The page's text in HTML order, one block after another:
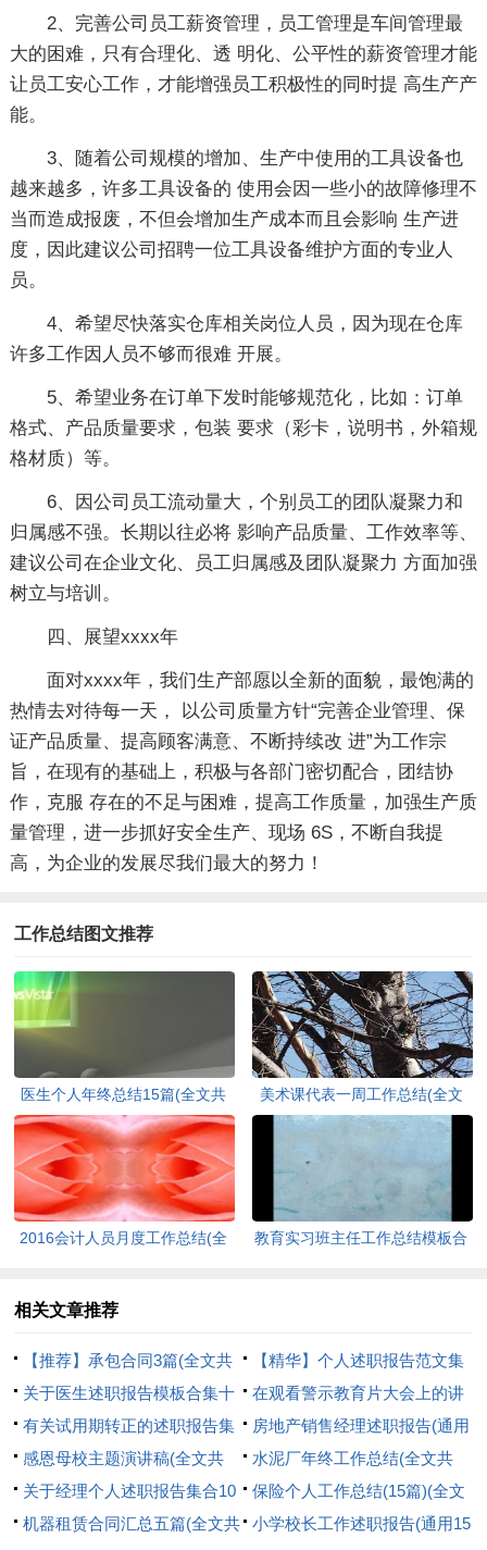
2、完善公司员工薪资管理，员工管理是车间管理最
大的困难，只有合理化、透 明化、公平性的薪资管理才能
让员工安心工作，才能增强员工积极性的同时提 高生产产
能。
3、随着公司规模的增加、生产中使用的工具设备也
越来越多，许多工具设备的 使用会因一些小的故障修理不
当而造成报废，不但会增加生产成本而且会影响 生产进
度，因此建议公司招聘一位工具设备维护方面的专业人
员。
4、希望尽快落实仓库相关岗位人员，因为现在仓库
许多工作因人员不够而很难 开展。
5、希望业务在订单下发时能够规范化，比如：订单
格式、产品质量要求，包装 要求（彩卡，说明书，外箱规
格材质）等。
6、因公司员工流动量大，个别员工的团队凝聚力和
归属感不强。长期以往必将 影响产品质量、工作效率等、
建议公司在企业文化、员工归属感及团队凝聚力 方面加强
树立与培训。
四、展望xxxx年
面对xxxx年，我们生产部愿以全新的面貌，最饱满的
热情去对待每一天， 以公司质量方针“完善企业管理、保
证产品质量、提高顾客满意、不断持续改 进”为工作宗
旨，在现有的基础上，积极与各部门密切配合，团结协
作，克服 存在的不足与困难，提高工作质量，加强生产质
量管理，进一步抓好安全生产、现场 6S，不断自我提
高，为企业的发展尽我们最大的努力！
工作总结图文推荐
医生个人年终总结15篇(全文共
15752字)
美术课代表一周工作总结(全文
共1280字)
2016会计人员月度工作总结(全
教育实习班主任工作总结模板合
相关文章推荐
【推荐】承包合同3篇(全文共
3389字)
【精华】个人述职报告范文集
锦八篇(全文共8219字)
关于医生述职报告模板合集十
篇(全文共12765字)
在观看警示教育片大会上的讲
话(全文共2199字)
有关试用期转正的述职报告集
合5篇(全文共7484字)
房地产销售经理述职报告(通用
10篇)(全文共19064字)
感恩母校主题演讲稿(全文共
5721字)
水泥厂年终工作总结(全文共
8242字)
关于经理个人述职报告集合10
篇(全文共16083字)
保险个人工作总结(15篇)(全文
共21065字)
机器租赁合同汇总五篇(全文共
小学校长工作述职报告(通用15